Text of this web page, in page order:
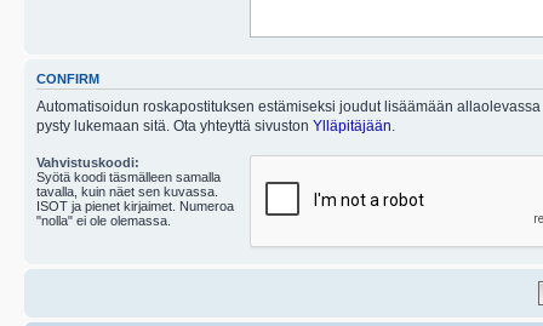
CONFIRM
Automatisoidun roskapostituksen estämiseksi joudut lisäämään
pysty lukemaan sitä. Ota yhteyttä sivuston Ylläpitäjään
Vahvistuskoodi:
Syötä koodi täsmälleen samalla
tavalla, kuin näet sen kuvassa.
ISOT ja pienet kirjaimet. Numeroa
"nolla" ei ole olemassa.